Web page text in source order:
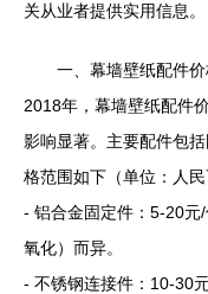
关从业者提供实用信息。
一、幕墙壁纸配件
2018年，幕墙壁纸配件
影响显著。主要配件包
格范围如下（单位：人
- 铝合金固定件：5-20元
氧化）而异。
- 不锈钢连接件：10-30